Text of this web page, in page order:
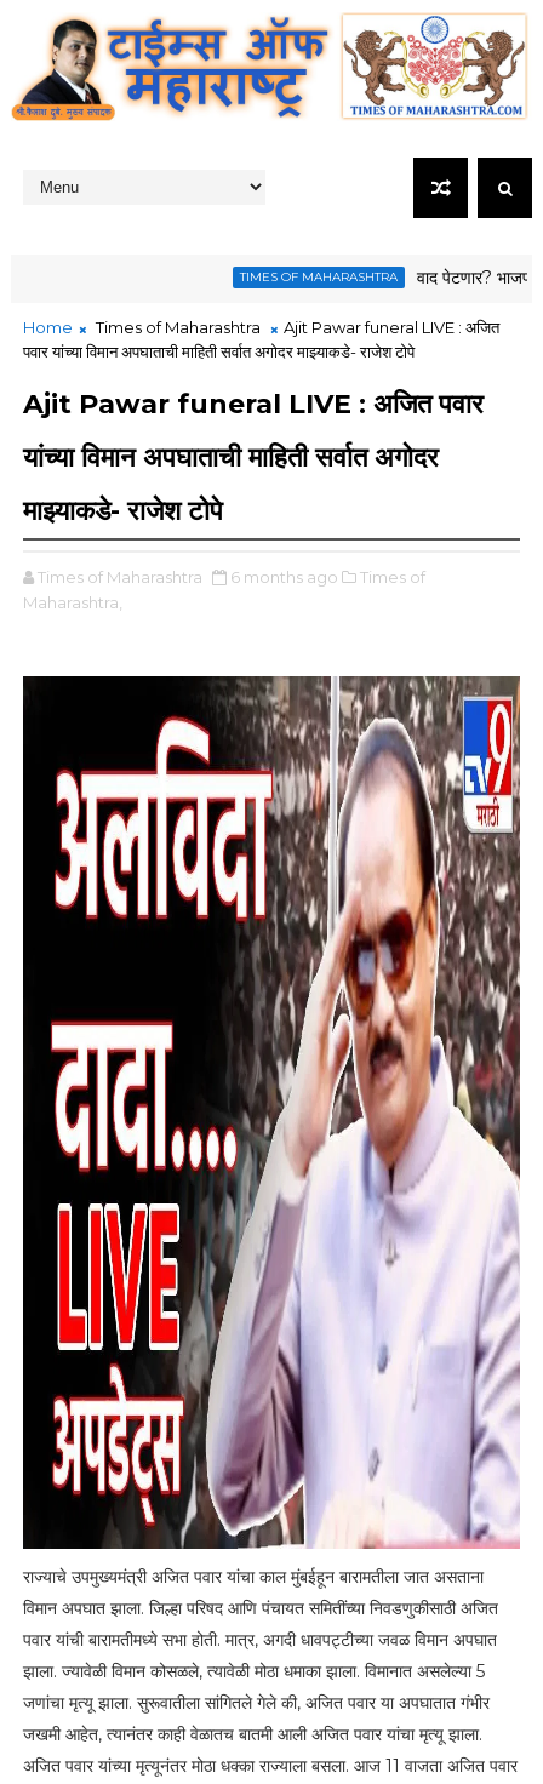
TIMES OF MAHARASHTRA वाद पेटणार? भाजपच्या
Home Times of Maharashtra
Ajit Pawar funeral LIVE : अजित
पवार यांच्या विमान अपघाताची माहिती सर्वात अगोदर माझ्याकडे- राजेश टोपे
Ajit Pawar funeral LIVE : अजित पवार
यांच्या विमान अपघाताची माहिती सर्वात अगोदर
माझ्याकडे- राजेश टोपे
Times of Maharashtra 6 months ago
Times of
Maharashtra,
राज्याचे उपमुख्यमंत्री अजित पवार यांचा काल मुंबईहून बारामतीला जात असताना
विमान अपघात झाला. जिल्हा परिषद आणि पंचायत समितींच्या निवडणुकीसाठी अजित
पवार यांची बारामतीमध्ये सभा होती. मात्र, अगदी धावपट्टीच्या जवळ विमान अपघात
झाला. ज्यावेळी विमान कोसळले, त्यावेळी मोठा धमाका झाला. विमानात असलेल्या 5
जणांचा मृत्यू झाला. सुरूवातीला सांगितले गेले की, अजित पवार या अपघातात गंभीर
जखमी आहेत, त्यानंतर काही वेळातच बातमी आली अजित पवार यांचा मृत्यू झाला.
अजित पवार यांच्या मृत्यूनंतर मोठा धक्का राज्याला बसला. आज 11 वाजता अजित पवार